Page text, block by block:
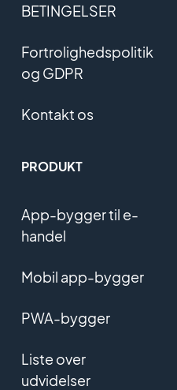
BETINGELSER
Fortrolighedspolitik
og GDPR
Kontakt os
PRODUKT
App-bygger til e-
handel
Mobil app-bygger
PWA-bygger
Liste over
udvidelser